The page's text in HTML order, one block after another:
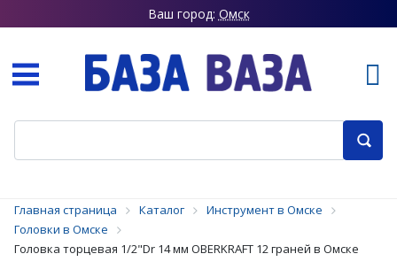
Ваш город: Омск
Главная страница Каталог
Инструмент в Омске
Головки в Омске
Головка торцевая 1/2"Dr 14 мм OBERKRAFT 12 граней в Омске